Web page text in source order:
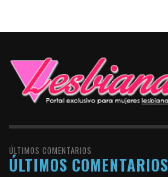
ÚLTIMOS COMENTARIOS
ÚLTIMOS COMENTARIOS